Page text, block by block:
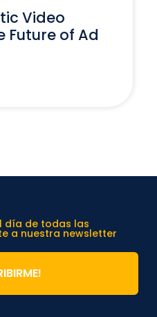
Video
Future of Ad
día de todas las
a nuestra newsletter